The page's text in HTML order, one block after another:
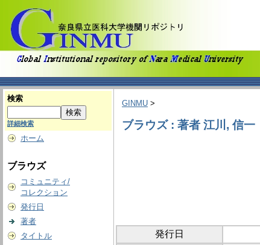
検索
詳細検索
ホーム
ブラウズ
コミュニティ/
コレクション
発行日
著者
タイトル
GINMU >
ブラウズ : 著者 江川, 信一
発行日